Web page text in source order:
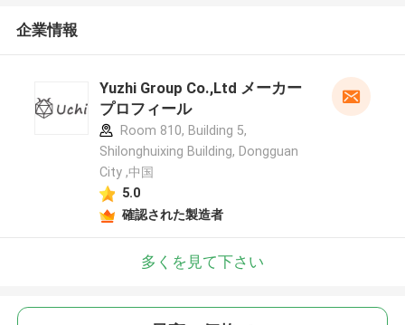
企業情報
Yuzhi Group Co.,Ltd メーカー
プロフィール
Room 810, Building 5,
Shilonghuixing Building, Dongguan
City ,中国
5.0
確認された製造者
多くを見て下さい